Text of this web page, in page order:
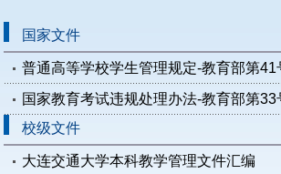
国家文件
普通高等学校学生管理规定-教育部第41
国家教育考试违规处理办法-教育部第33
校级文件
大连交通大学本科教学管理文件汇编